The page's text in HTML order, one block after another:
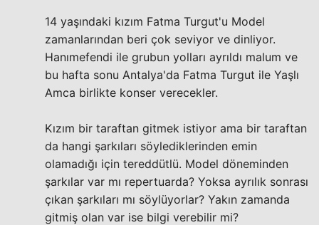
14 yaşındaki kızım Fatma Turgut'u Model
zamanlarından beri çok seviyor ve dinliyor.
Hanımefendi ile grubun yolları ayrıldı malum ve
bu hafta sonu Antalya'da Fatma Turgut ile Yaşlı
Amca birlikte konser verecekler.
Kızım bir taraftan gitmek istiyor ama bir taraftan
da hangi şarkıları söylediklerinden emin
olamadığı için tereddütlü. Model döneminden
şarkılar var mı repertuarda? Yoksa ayrılık sonrası
çıkan şarkıları mı söylüyorlar? Yakın zamanda
gitmiş olan var ise bilgi verebilir mi?